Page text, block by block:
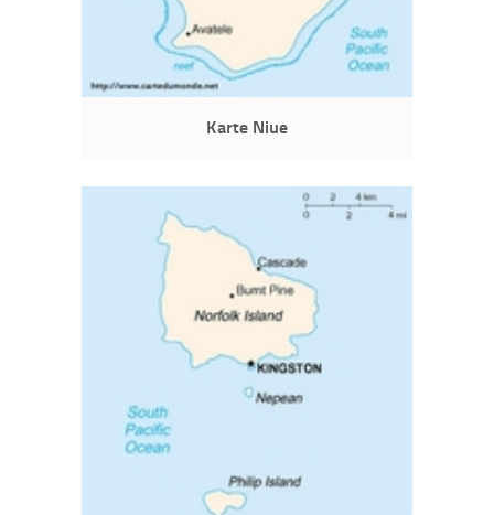
Karte Niue